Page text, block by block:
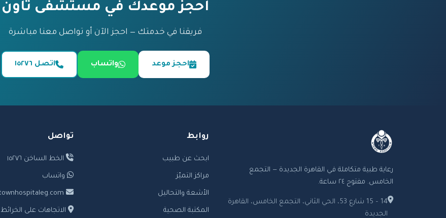
احجز موعدك في مستشفى تاون
فريقنا في خدمتك — احجز الآن أو تواصل معنا مباشرة
احجز موعد واتساب اتصل ١٥٢٧٦
رعاية طبية متكاملة في القاهرة الجديدة — التجمع
الخامس. مفتوح ٢٤ ساعة.
14 – 15 شارع 53، الحي الثاني، التجمع الخامس، القاهرة
الجديدة
روابط
ابحث عن طبيب
مراكز التميّز
الأشعة والتحاليل
المكتبة الصحية
تواصل
الخط الساخن ١٥٢٧٦
واتساب
info@townhospitaleg.com
الاتجاهات على الخرائط